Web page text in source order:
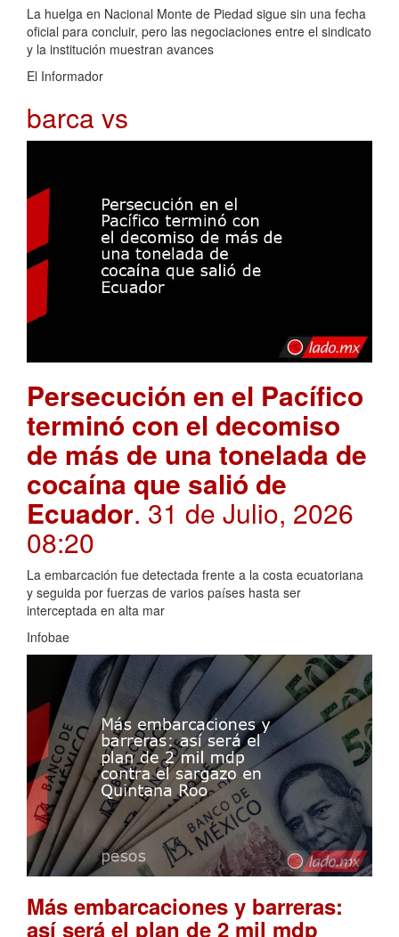
La huelga en Nacional Monte de Piedad sigue sin una fecha
oficial para concluir, pero las negociaciones entre el sindicato
y la institución muestran avances
El Informador
barca vs
Persecución en el Pacífico
terminó con el decomiso
de más de una tonelada de
cocaína que salió de
Ecuador. 31 de Julio, 2026
08:20
La embarcación fue detectada frente a la costa ecuatoriana
y seguida por fuerzas de varios países hasta ser
interceptada en alta mar
Infobae
Más embarcaciones y barreras:
así será el plan de 2 mil mdp